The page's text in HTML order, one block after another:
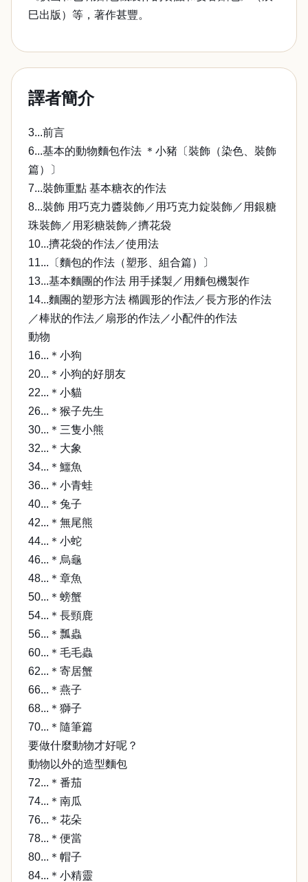
巳出版）等，著作甚豐。
譯者簡介
3...前言
6...基本的動物麵包作法 ＊小豬〔裝飾（染色、裝飾
篇）〕
7...裝飾重點 基本糖衣的作法
8...裝飾 用巧克力醬裝飾／用巧克力錠裝飾／用銀糖
珠裝飾／用彩糖裝飾／擠花袋
10...擠花袋的作法／使用法
11...〔麵包的作法（塑形、組合篇）〕
13...基本麵團的作法 用手揉製／用麵包機製作
14...麵團的塑形方法 橢圓形的作法／長方形的作法
／棒狀的作法／扇形的作法／小配件的作法
動物
16...＊小狗
20...＊小狗的好朋友
22...＊小貓
26...＊猴子先生
30...＊三隻小熊
32...＊大象
34...＊鱷魚
36...＊小青蛙
40...＊兔子
42...＊無尾熊
44...＊小蛇
46...＊烏龜
48...＊章魚
50...＊螃蟹
54...＊長頸鹿
56...＊瓢蟲
60...＊毛毛蟲
62...＊寄居蟹
66...＊燕子
68...＊獅子
70...＊隨筆篇
要做什麼動物才好呢？
動物以外的造型麵包
72...＊番茄
74...＊南瓜
76...＊花朵
78...＊便當
80...＊帽子
84...＊小精靈